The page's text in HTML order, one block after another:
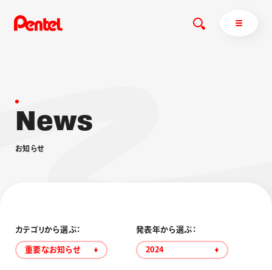
商品を探す
ブラッシュ（筆）
採用情報
運営会社
News
お知 らせ
カテゴリから選ぶ：
重要なお知らせ
発表年から選ぶ：
2024